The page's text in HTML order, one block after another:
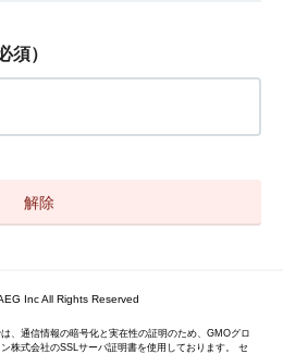
須）
Inc All Rights Reserved
、通信情報の暗号化と実在性の証明のため、GMOグロ
株式会社のSSLサーバ証明書を使用しております。 セ